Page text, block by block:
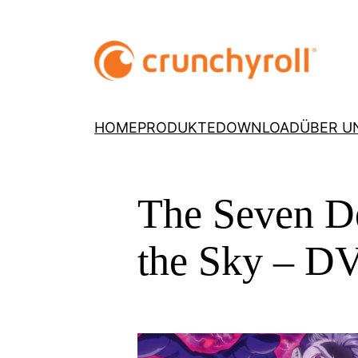
HOMEPRODUKTEDOWNLOADÜBER
The Seven
the Sky –